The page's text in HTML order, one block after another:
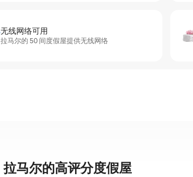
无线网络可用
拉马尔的 50 间度假屋提供无线网络
拉马尔的高评分度假屋